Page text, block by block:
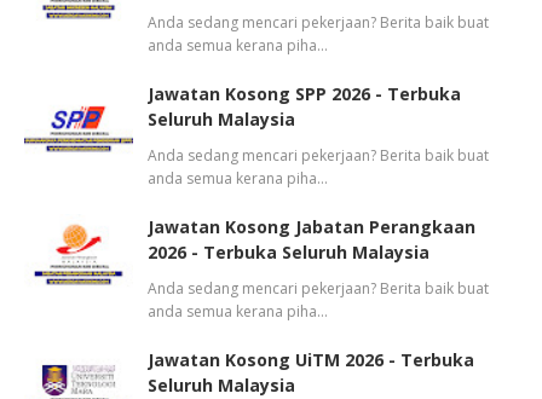
Anda sedang mencari pekerjaan? Berita baik buat
anda semua kerana piha…
Jawatan Kosong SPP 2026 - Terbuka
Seluruh Malaysia
Anda sedang mencari pekerjaan? Berita baik buat
anda semua kerana piha…
Jawatan Kosong Jabatan Perangkaan
2026 - Terbuka Seluruh Malaysia
Anda sedang mencari pekerjaan? Berita baik buat
anda semua kerana piha…
Jawatan Kosong UiTM 2026 - Terbuka
Seluruh Malaysia